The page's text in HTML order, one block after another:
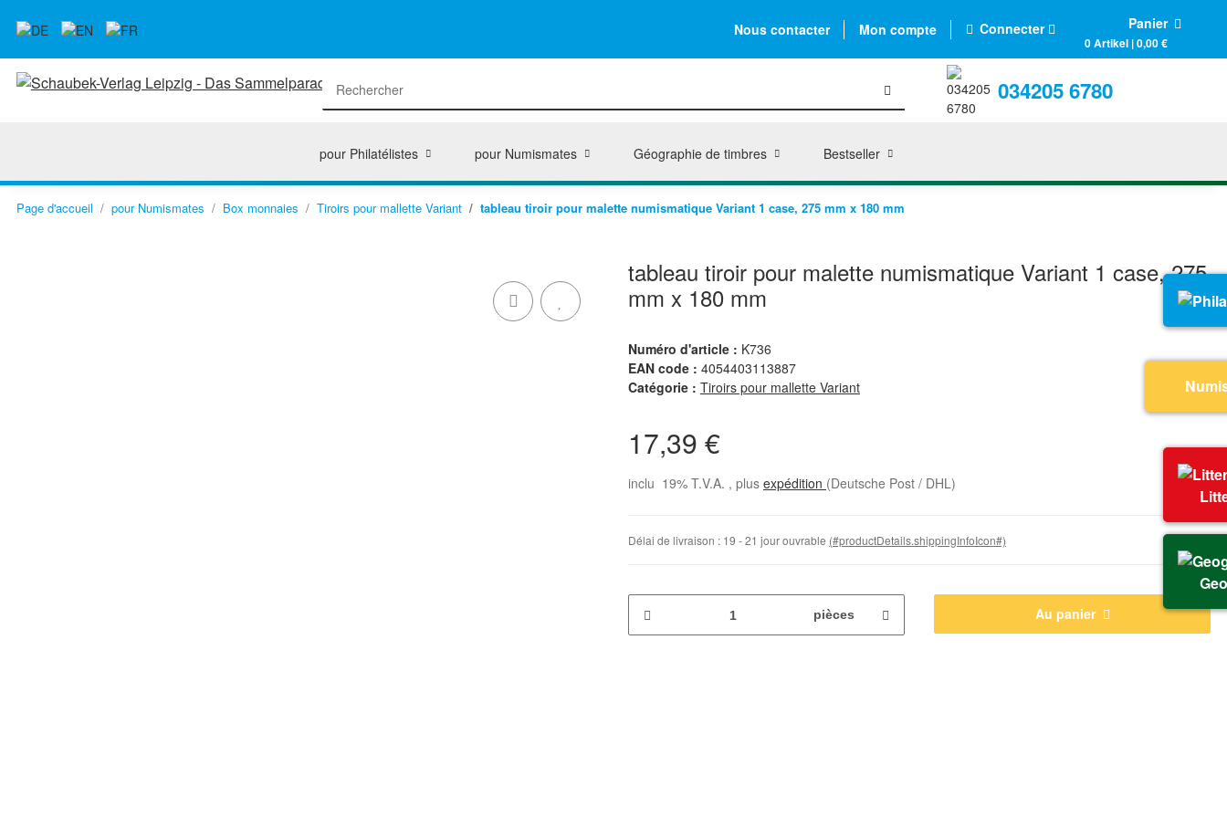
Nous contacter Mon compte Connecter Panier
0 Artikel | 0,00 €
034205 6780
pour Philatélistes pour Numismates Géographie de timbres Bestseller
Page d'accueil pour Numismates Box monnaies Tiroirs pour mallette Variant tableau tiroir pour malette numismatique Variant 1 case, 275 mm x 180 mm
tableau tiroir pour malette numismatique Variant 1 case, 275
mm x 180 mm
Numéro d'article : K736
EAN code : 4054403113887
Catégorie : Tiroirs pour mallette Variant
17,39 €
inclu 19% T.V.A. , plus expédition (Deutsche Post / DHL)
Délai de livraison : 19 - 21 jour ouvrable (#productDetails.shippingInfoIcon#)
pièces Au panier